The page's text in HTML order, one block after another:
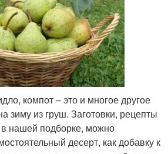
компот – это и многое другое
зиму из груш. Заготовки, рецепты
нашей подборке, можно
десерт, как добавку к